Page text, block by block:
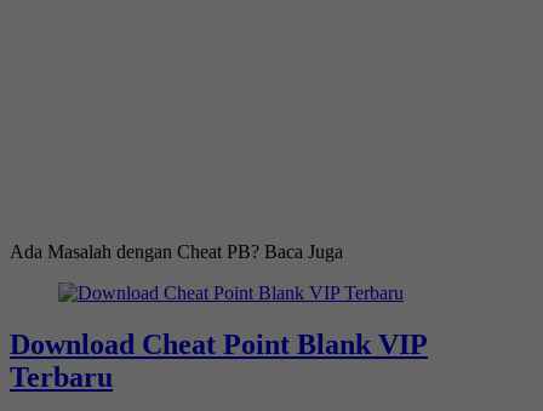
Ada Masalah dengan Cheat PB? Baca Juga
Download Cheat Point Blank VIP
Terbaru